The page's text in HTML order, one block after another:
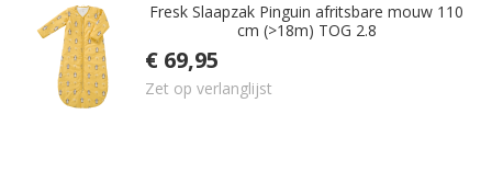
Fresk Slaapzak Pinguin afritsbare mouw 110
cm (>18m) TOG 2.8
€ 69,95
Zet op verlanglijst